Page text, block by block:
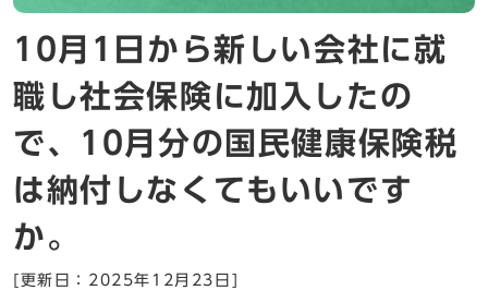
10月1日から新しい会社に就
職し社会保険に加入したの
で、10月分の国民健康保険税
は納付しなくてもいいです
か。
[更新日：2025年12月23日]